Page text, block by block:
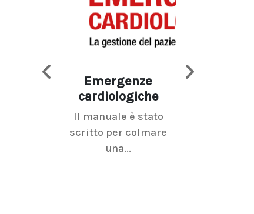
Emergenze
cardiologiche
Il manuale è stato
scritto per colmare
una...